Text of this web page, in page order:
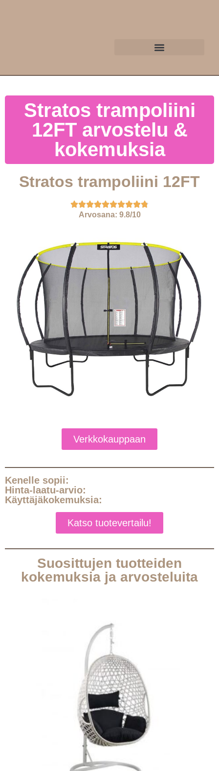
Stratos trampoliini
12FT arvostelu &
kokemuksia
Stratos trampoliini 12FT
Arvosana: 9.8/10
Verkkokauppaan
Kenelle sopii:
Hinta-laatu-arvio:
Käyttäjäkokemuksia:
Katso tuotevertailu!
Suosittujen tuotteiden
kokemuksia ja arvosteluita